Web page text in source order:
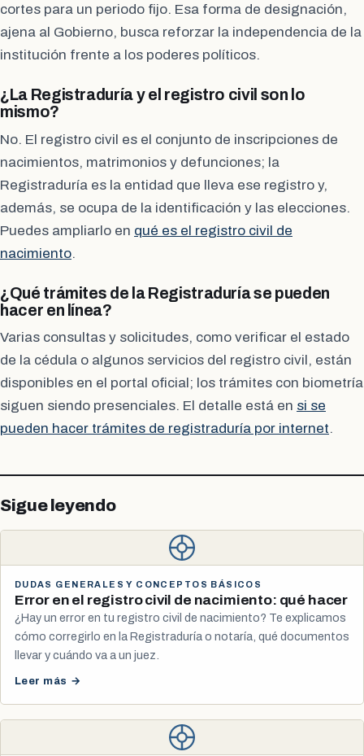
cortes para un periodo fijo. Esa forma de designación,
ajena al Gobierno, busca reforzar la independencia de la
institución frente a los poderes políticos.
¿La Registraduría y el registro civil son lo
mismo?
No. El registro civil es el conjunto de inscripciones de
nacimientos, matrimonios y defunciones; la
Registraduría es la entidad que lleva ese registro y,
además, se ocupa de la identificación y las elecciones.
Puedes ampliarlo en qué es el registro civil de
nacimiento.
¿Qué trámites de la Registraduría se pueden
hacer en línea?
Varias consultas y solicitudes, como verificar el estado
de la cédula o algunos servicios del registro civil, están
disponibles en el portal oficial; los trámites con biometría
siguen siendo presenciales. El detalle está en si se
pueden hacer trámites de registraduría por internet.
Sigue leyendo
DUDAS GENERALES Y CONCEPTOS BÁSICOS
Error en el registro civil de nacimiento: qué hacer
¿Hay un error en tu registro civil de nacimiento? Te explicamos
cómo corregirlo en la Registraduría o notaría, qué documentos
llevar y cuándo va a un juez.
Leer más →